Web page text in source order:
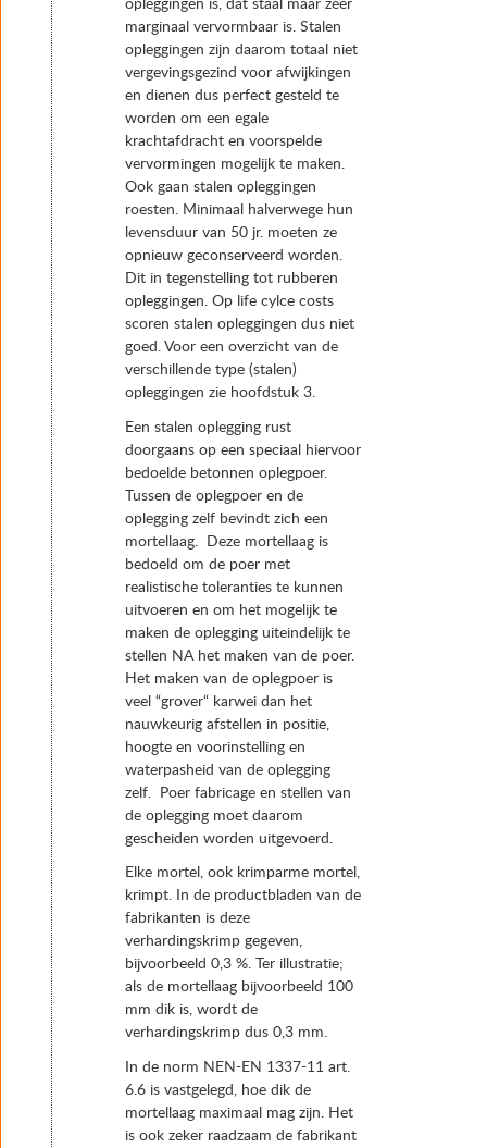
6.9 Inkoop van opleggingen
7. Instandhouding
opleggingen is, dat staal maar zeer
marginaal vervormbaar is. Stalen
opleggingen zijn daarom totaal niet
vergevingsgezind voor afwijkingen
en dienen dus perfect gesteld te
worden om een egale
krachtafdracht en voorspelde
vervormingen mogelijk te maken.
Ook gaan stalen opleggingen
roesten. Minimaal halverwege hun
levensduur van 50 jr. moeten ze
opnieuw geconserveerd worden.
Dit in tegenstelling tot rubberen
opleggingen. Op life cylce costs
scoren stalen opleggingen dus niet
goed. Voor een overzicht van de
verschillende type (stalen)
opleggingen zie hoofdstuk 3.
Een stalen oplegging rust
doorgaans op een speciaal hiervoor
bedoelde betonnen oplegpoer.
Tussen de oplegpoer en de
oplegging zelf bevindt zich een
mortellaag. Deze mortellaag is
bedoeld om de poer met
realistische toleranties te kunnen
uitvoeren en om het mogelijk te
maken de oplegging uiteindelijk te
stellen NA het maken van de poer.
Het maken van de oplegpoer is
veel “grover“ karwei dan het
nauwkeurig afstellen in positie,
hoogte en voorinstelling en
waterpasheid van de oplegging
zelf. Poer fabricage en stellen van
de oplegging moet daarom
gescheiden worden uitgevoerd.
Elke mortel, ook krimparme mortel,
krimpt. In de productbladen van de
fabrikanten is deze
verhardingskrimp gegeven,
bijvoorbeeld 0,3 %. Ter illustratie;
als de mortellaag bijvoorbeeld 100
mm dik is, wordt de
verhardingskrimp dus 0,3 mm.
In de norm NEN-EN 1337-11 art.
6.6 is vastgelegd, hoe dik de
mortellaag maximaal mag zijn. Het
is ook zeker raadzaam de fabrikant